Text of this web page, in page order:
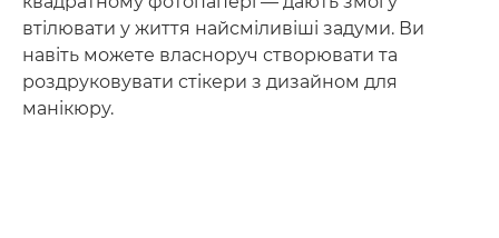
втілювати у життя найсміливіші задуми. Ви
навіть можете власноруч створювати та
роздруковувати стікери з дизайном для
манікюру.